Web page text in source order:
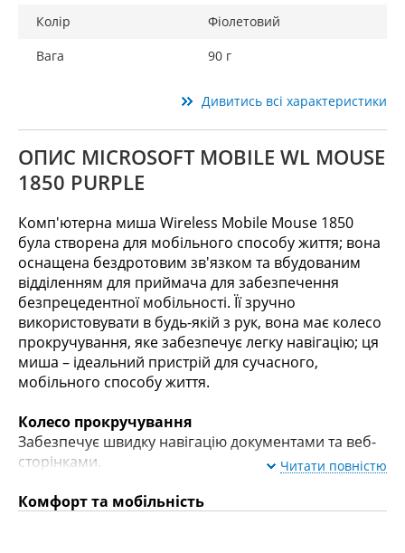
Колір
Фіолетовий
Вага
90 г
Дивитись всі характеристики
ОПИС MICROSOFT MOBILE WL MOUSE
1850 PURPLE
Комп'ютерна миша Wireless Mobile Mouse 1850
була створена для мобільного способу життя; вона
оснащена бездротовим зв'язком та вбудованим
відділенням для приймача для забезпечення
безпрецедентної мобільності. Її зручно
використовувати в будь-якій з рук, вона має колесо
прокручування, яке забезпечує легку навігацію; ця
миша – ідеальний пристрій для сучасного,
мобільного способу життя.
Колесо прокручування
Забезпечує швидку навігацію документами та веб-
сторінками.
Комфорт та мобільність
Читати повністю